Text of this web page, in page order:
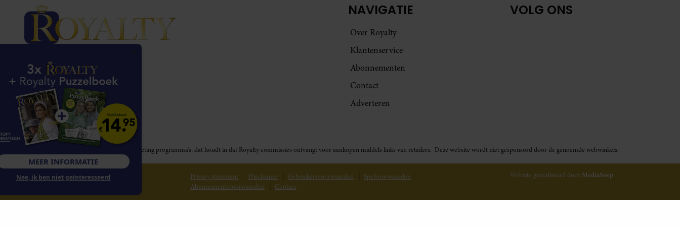
NAVIGATIE
Over Royalty
Klantenservice
Abonnementen
Contact
Adverteren
VOLG ONS
Royalty participeert in diverse affiliate marketing programma’s, dat houdt in dat Royalty commissies ontvangt voor aankopen middels links van retailers. Deze website wordt niet gesponsord door de genoemde webwinkels.
© 2026 Royalty Online Privacy statement Disclaimer Gebruikersvoorwaarden
Spelvoorwaarden
Abonnementsvoorwaarden
Cookies
Website gerealiseerd door MediaSoep
MEER INFORMATIE
Nee, ik ben niet geïnteresseerd